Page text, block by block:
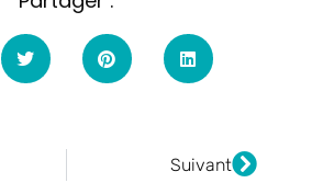
Suivant